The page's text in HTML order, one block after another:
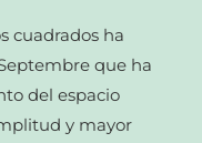
cuadrados ha
que ha
del espacio
y mayor